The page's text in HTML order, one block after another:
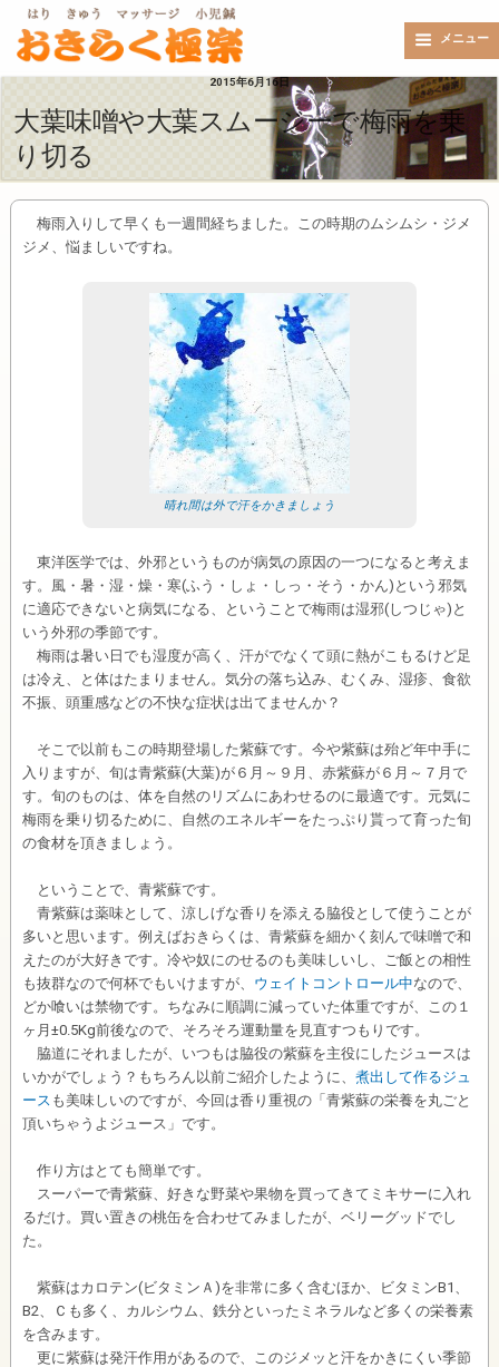
メニュー
2015年6月16日
大葉味噌や大葉スムージーで梅雨を乗
り切る
梅雨入りして早くも一週間経ちました。この時期のムシムシ・ジメ
ジメ、悩ましいですね。
晴れ間は外で汗をかきましょう
東洋医学では、外邪というものが病気の原因の一つになると考えま
す。風・暑・湿・燥・寒(ふう・しょ・しっ・そう・かん)という邪気
に適応できないと病気になる、ということで梅雨は湿邪(しつじゃ)と
いう外邪の季節です。
梅雨は暑い日でも湿度が高く、汗がでなくて頭に熱がこもるけど足
は冷え、と体はたまりません。気分の落ち込み、むくみ、湿疹、食欲
不振、頭重感などの不快な症状は出てませんか？
そこで以前もこの時期登場した紫蘇です。今や紫蘇は殆ど年中手に
入りますが、旬は青紫蘇(大葉)が６月～９月、赤紫蘇が６月～７月で
す。旬のものは、体を自然のリズムにあわせるのに最適です。元気に
梅雨を乗り切るために、自然のエネルギーをたっぷり貰って育った旬
の食材を頂きましょう。
ということで、青紫蘇です。
青紫蘇は薬味として、涼しげな香りを添える脇役として使うことが
多いと思います。例えばおきらくは、青紫蘇を細かく刻んで味噌で和
えたのが大好きです。冷や奴にのせるのも美味しいし、ご飯との相性
も抜群なので何杯でもいけますが、 ウェイトコントロール中なので、
どか喰いは禁物です。ちなみに順調に減っていた体重ですが、この１
ヶ月±0.5Kg前後なので、そろそろ運動量を見直すつもりです。
脇道にそれましたが、いつもは脇役の紫蘇を主役にしたジュースは
いかがでしょう？もちろん以前ご紹介したように、 煮出して作るジュ
ース も美味しいのですが、今回は香り重視の「青紫蘇の栄養を丸ごと
頂いちゃうよジュース」です。
作り方はとても簡単です。
スーパーで青紫蘇、好きな野菜や果物を買ってきてミキサーに入れ
るだけ。買い置きの桃缶を合わせてみましたが、ベリーグッドでし
た。
紫蘇はカロテン(ビタミンＡ)を非常に多く含むほか、ビタミンB1、
B2、Ｃも多く、カルシウム、鉄分といったミネラルなど多くの栄養素
を含みます。
更に紫蘇は発汗作用があるので、このジメッと汗をかきにくい季節